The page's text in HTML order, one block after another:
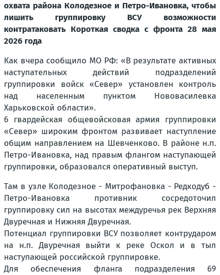
охвата района Колодезное и Петро-Ивановка, чтобы
лишить группировку ВСУ возможности
контратаковать Короткая сводка с фронта 28 мая
2026 года
Как вчера сообщило МО РФ: «В результате активных
наступательных действий подразделений
группировки войск «Север» установлен контроль
над населенным пунктом Нововасилевка
Харьковской области».
6 гвардейская общевойсковая армия группировки
«Север» широким фронтом развивает наступление
общим направлением на Шевченково. В районе н.п.
Петро-Ивановка, над правым флангом наступающей
группировки, образовался оперативный выступ.
Там в узле Колодезное - Митрофановка - Редкодуб -
Петро-Ивановка противник сосредоточил
группировку сил на высотах междуречья рек Верхняя
Двуречная и Нижняя Двуречная.
Потенциал группировки ВСУ позволяет контрударом
на н.п. Двуречная выйти к реке Оскол и в тыл
наступающей российской группировке.
Для обеспечения фланга подразделения 69